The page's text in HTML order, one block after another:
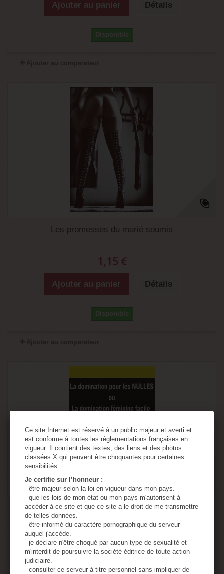
Ajouter au panier Détails
Disponible
Les promesses du marié soumis
1,15 €
Ajouter au panier Détails
Disponible
La domination pour les nulles Ou la...
1,15 €
Ajouter au panier
Ce site Internet est réservé à un public majeur et averti et
est conforme à toutes les règlementations françaises en
vigueur. Il contient des textes, des liens et des photos
classées X qui peuvent être choquantes pour certaines
sensibilités.
Je certifie sur l’honneur :
- être majeur selon la loi en vigueur dans mon pays.
- que les lois de mon état ou mon pays m'autorisent à
accéder à ce site et que ce site a le droit de me transmettre
de telles données.
- être informé du caractère pornographique du serveur
auquel j'accède.
- je déclare n'être choqué par aucun type de sexualité et
m'interdit de poursuivre la société éditrice de toute action
judiciaire.
- consulter ce serveur à titre personnel sans impliquer de